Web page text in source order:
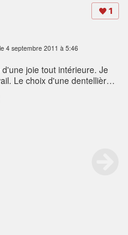
1
le 4 septembre 2011 à 5:46
joie tout intérieure. Je
Le choix d'une dentellière